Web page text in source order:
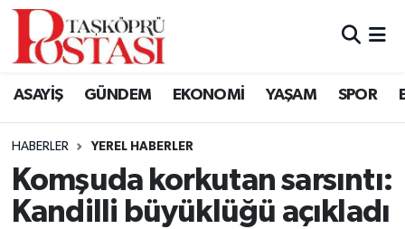
ASAYİŞ GÜNDEM EKONOMİ YAŞAM SPOR
HABERLER YEREL HABERLER
Komşuda korkutan sarsıntı:
Kandilli büyüklüğü açıkladı
Kastamonu Vefat Edenler
Araç Haberleri